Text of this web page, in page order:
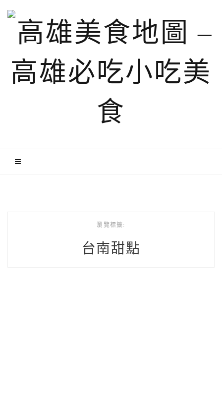
瀏覽標籤:
台南甜點